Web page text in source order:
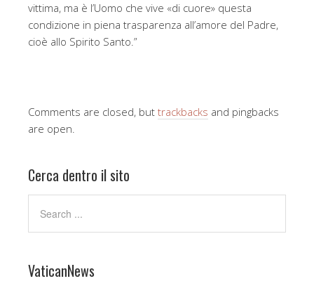
vittima, ma è l’Uomo che vive «di cuore» questa
condizione in piena trasparenza all’amore del Padre,
cioè allo Spirito Santo.”
Comments are closed, but trackbacks and pingbacks
are open.
Cerca dentro il sito
VaticanNews